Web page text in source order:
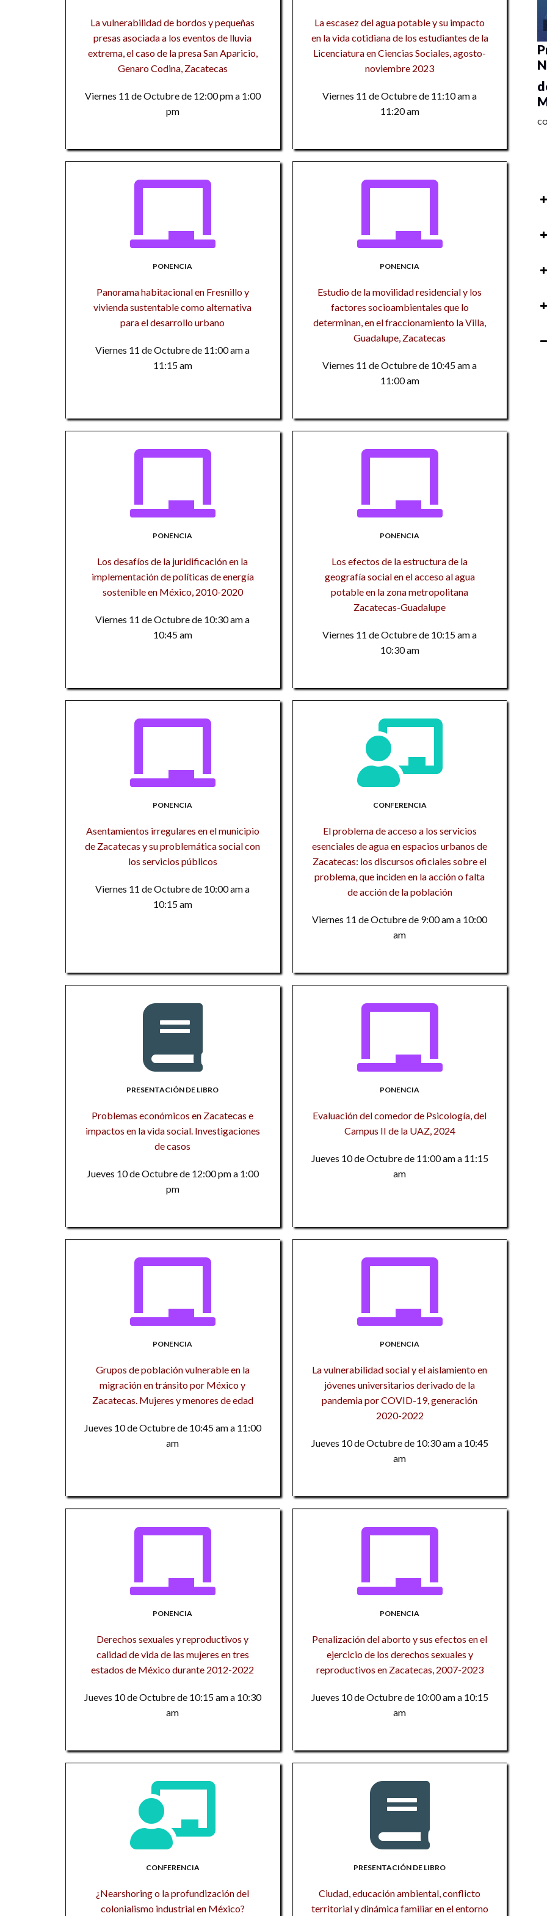
La vulnerabilidad de bordos y pequeñas
presas asociada a los eventos de lluvia
extrema, el caso de la presa San Aparicio,
Genaro Codina, Zacatecas
Viernes 11 de Octubre de 12:00 pm a 1:00
pm
La escasez del agua potable y su impacto
en la vida cotidiana de los estudiantes de la
Licenciatura en Ciencias Sociales, agosto-
noviembre 2023
Viernes 11 de Octubre de 11:10 am a
11:20 am
PONENCIA
Panorama habitacional en Fresnillo y
vivienda sustentable como alternativa
para el desarrollo urbano
Viernes 11 de Octubre de 11:00 am a
11:15 am
PONENCIA
Estudio de la movilidad residencial y los
factores socioambientales que lo
determinan, en el fraccionamiento la Villa,
Guadalupe, Zacatecas
Viernes 11 de Octubre de 10:45 am a
11:00 am
PONENCIA
Los desafíos de la juridificación en la
implementación de políticas de energía
sostenible en México, 2010-2020
Viernes 11 de Octubre de 10:30 am a
10:45 am
PONENCIA
Los efectos de la estructura de la
geografía social en el acceso al agua
potable en la zona metropolitana
Zacatecas-Guadalupe
Viernes 11 de Octubre de 10:15 am a
10:30 am
PONENCIA
Asentamientos irregulares en el municipio
de Zacatecas y su problemática social con
los servicios públicos
Viernes 11 de Octubre de 10:00 am a
10:15 am
CONFERENCIA
El problema de acceso a los servicios
esenciales de agua en espacios urbanos de
Zacatecas: los discursos oficiales sobre el
problema, que inciden en la acción o falta
de acción de la población
Viernes 11 de Octubre de 9:00 am a 10:00
am
PRESENTACIÓN DE LIBRO
Problemas económicos en Zacatecas e
impactos en la vida social. Investigaciones
de casos
Jueves 10 de Octubre de 12:00 pm a 1:00
pm
PONENCIA
Evaluación del comedor de Psicología, del
Campus II de la UAZ, 2024
Jueves 10 de Octubre de 11:00 am a 11:15
am
PONENCIA
Grupos de población vulnerable en la
migración en tránsito por México y
Zacatecas. Mujeres y menores de edad
Jueves 10 de Octubre de 10:45 am a 11:00
am
PONENCIA
La vulnerabilidad social y el aislamiento en
jóvenes universitarios derivado de la
pandemia por COVID-19, generación
2020-2022
Jueves 10 de Octubre de 10:30 am a 10:45
am
PONENCIA
Derechos sexuales y reproductivos y
calidad de vida de las mujeres en tres
estados de México durante 2012-2022
Jueves 10 de Octubre de 10:15 am a 10:30
am
PONENCIA
Penalización del aborto y sus efectos en el
ejercicio de los derechos sexuales y
reproductivos en Zacatecas, 2007-2023
Jueves 10 de Octubre de 10:00 am a 10:15
am
CONFERENCIA
¿Nearshoring o la profundización del
colonialismo industrial en México?
PRESENTACIÓN DE LIBRO
Ciudad, educación ambiental, conflicto
territorial y dinámica familiar en el entorno